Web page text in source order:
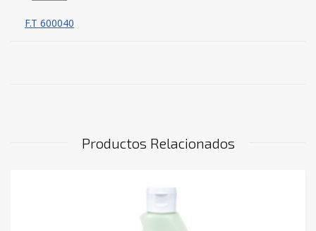
F.T 600040
Productos Relacionados